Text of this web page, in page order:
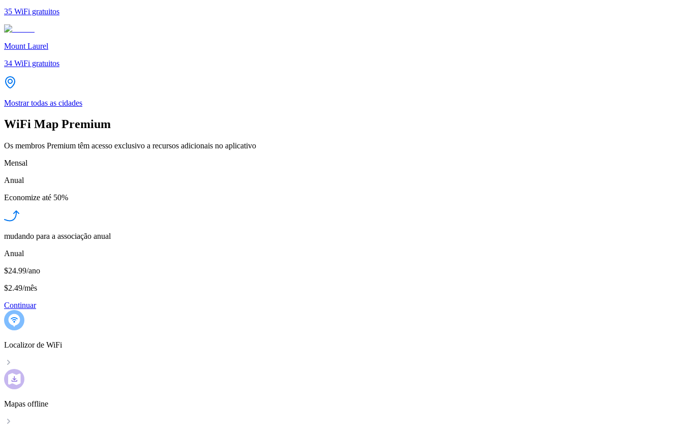
35 WiFi gratuitos
Mount Laurel
34 WiFi gratuitos
Mostrar todas as cidades
WiFi Map Premium
Os membros Premium têm acesso exclusivo a recursos adicionais no aplicativo
Mensal
Anual
Economize até 50%
mudando para a associação anual
Anual
$24.99/ano
$2.49/mês
Continuar
Localizor de WiFi
Mapas offline